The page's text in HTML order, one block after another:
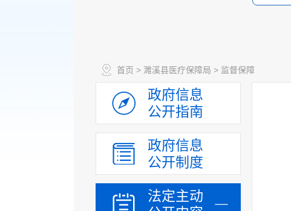
首页 > 濉溪县医疗保障局 > 监督保障
政府信息
公开指南
政府信息
公开制度
法定主动
决策部署落实情况
建议提案办理
机构设置
人事信息
应急管理